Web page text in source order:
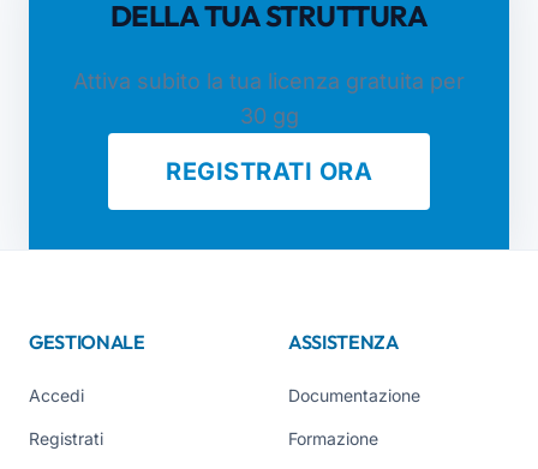
DELLA TUA STRUTTURA
Attiva subito la tua licenza gratuita per
30 gg
REGISTRATI ORA
GESTIONALE
Accedi
Registrati
ASSISTENZA
Documentazione
Formazione